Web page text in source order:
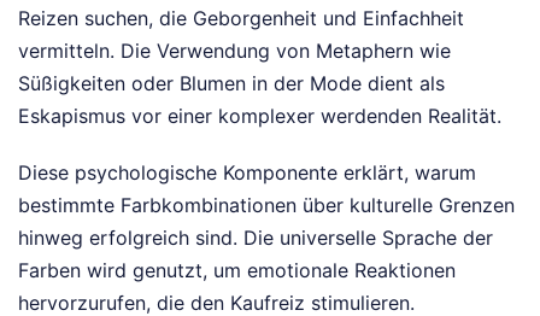
Reizen suchen, die Geborgenheit und Einfachheit
vermitteln. Die Verwendung von Metaphern wie
Süßigkeiten oder Blumen in der Mode dient als
Eskapismus vor einer komplexer werdenden Realität.
Diese psychologische Komponente erklärt, warum
bestimmte Farbkombinationen über kulturelle Grenzen
hinweg erfolgreich sind. Die universelle Sprache der
Farben wird genutzt, um emotionale Reaktionen
hervorzurufen, die den Kaufreiz stimulieren.